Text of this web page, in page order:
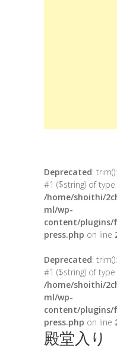
Deprecated:
#1 ($string) of
/home/shoithi/
ml/wp-
content/plugins/
press.php on line
Deprecated:
#1 ($string) of
/home/shoithi/
ml/wp-
content/plugins/
press.php on line
殿堂入り